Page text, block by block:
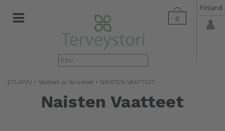
0
Finland
▼
ETUSIVU • Vaatteet ja Varusteet • NAISTEN VAATTEET
Naisten Vaatteet